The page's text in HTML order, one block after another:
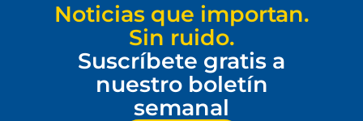
Noticias que importan.
Sin ruido.
Suscríbete gratis a
nuestro boletín
semanal